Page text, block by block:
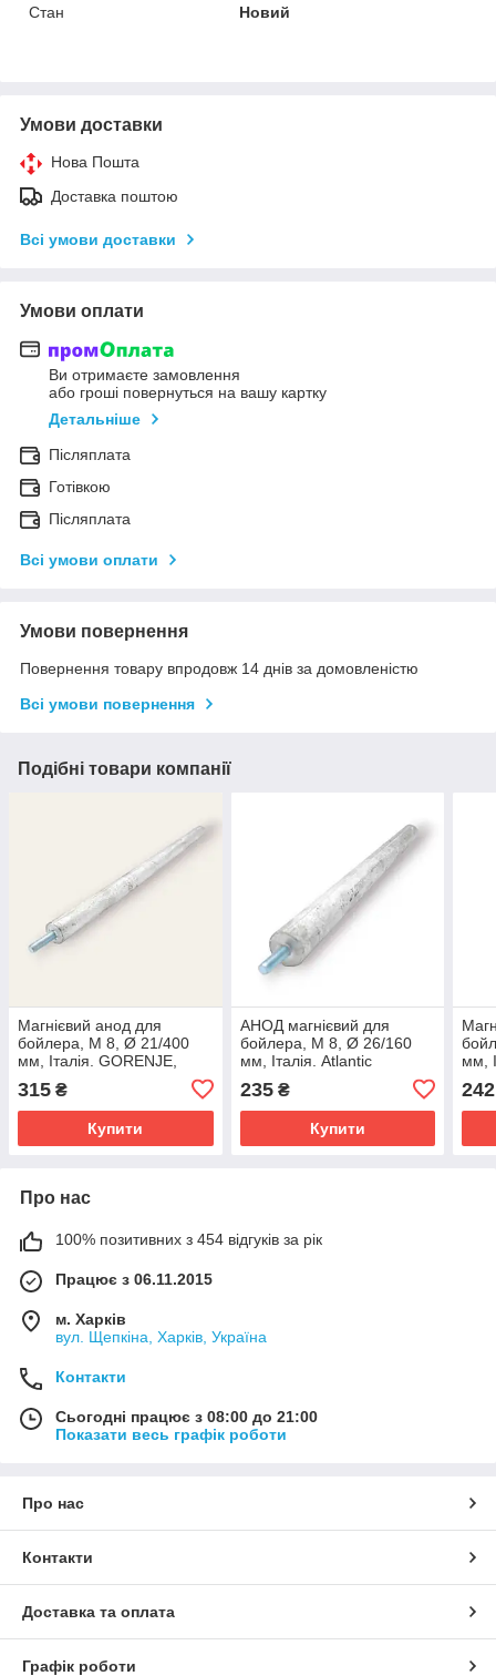
Стан
Новий
Умови доставки
Нова Пошта
Доставка поштою
Всі умови доставки
Умови оплати
Ви отримаєте замовлення
або гроші повернуться на вашу картку
Детальніше
Післяплата
Готівкою
Післяплата
Всі умови оплати
Умови повернення
Повернення товару впродовж 14 днів за домовленістю
Всі умови повернення
Подібні товари компанії
Магнієвий анод для
бойлера, М 8, Ø 21/400
мм, Італія. GORENJE,
ELECTROLUX, THERMAL,
FAGOR
315 ₴
Купити
АНОД магнієвий для
бойлера, М 8, Ø 26/160
мм, Італія. Atlantic
235₴
Купити
мм,
242
Про нас
100% позитивних з 454 відгуків за рік
Працює з 06.11.2015
м. Харків
вул. Щепкіна, Харків, Україна
Контакти
Сьогодні працює з 08:00 до 21:00
Показати весь графік роботи
Про нас
Контакти
Доставка та оплата
Графік роботи